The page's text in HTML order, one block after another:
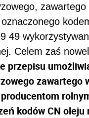
zawartego
49
Celem zaś
przepisu
zawartego
kodów CN oleju